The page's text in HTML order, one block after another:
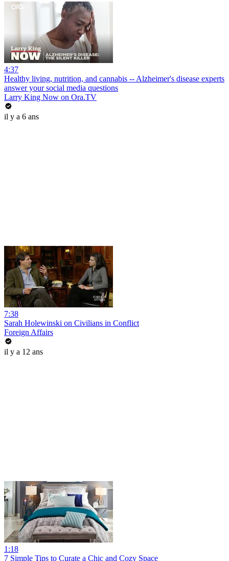
4:37
Healthy living, nutrition, and cannabis -- Alzheimer's disease experts
answer your social media questions
Larry King Now on Ora.TV
il y a 6 ans
7:38
Sarah Holewinski on Civilians in Conflict
Foreign Affairs
il y a 12 ans
1:18
7 Simple Tips to Curate a Chic and Cozy Space